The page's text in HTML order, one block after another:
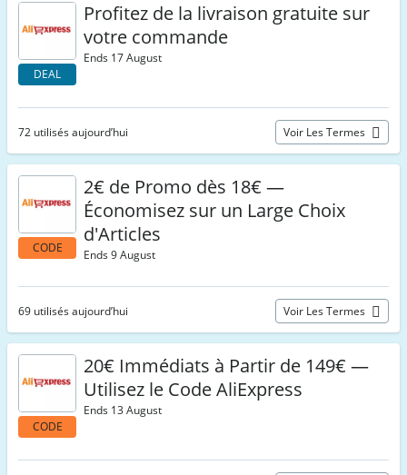
DEAL
Profitez de la livraison gratuite sur
votre commande
Ends 17 August
72 utilisés aujourd’hui Voir Les Termes
CODE
2€ de Promo dès 18€ —
Économisez sur un Large Choix
d'Articles
Ends 9 August
69 utilisés aujourd’hui Voir Les Termes
CODE
20€ Immédiats à Partir de 149€ —
Utilisez le Code AliExpress
Ends 13 August